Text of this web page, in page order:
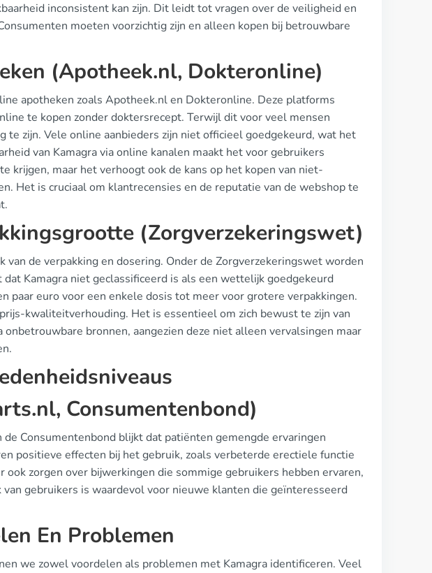
inconsistent kan zijn. Dit leidt tot vragen over de veiligheid en
moeten voorzichtig zijn en alleen kopen bij betrouwbare
(Apotheek.nl, Dokteronline)
apotheken zoals Apotheek.nl en Dokteronline. Deze platforms
te kopen zonder doktersrecept. Terwijl dit voor veel mensen
te zijn. Vele online aanbieders zijn niet officieel goedgekeurd, wat het
van Kamagra via online kanalen maakt het voor gebruikers
krijgen, maar het verhoogt ook de kans op het kopen van niet-
Het is cruciaal om klantrecensies en de reputatie van de webshop te
(Zorgverzekeringswet)
van de verpakking en dosering. Onder de Zorgverzekeringswet worden
Kamagra niet geclassificeerd is als een wettelijk goedgekeurd
paar euro voor een enkele dosis tot meer voor grotere verpakkingen.
kwaliteitverhouding. Het is essentieel om zich bewust te zijn van
onbetrouwbare bronnen, aangezien deze niet alleen vervalsingen maar
Consumentenbond)
Consumentenbond blijkt dat patiënten gemengde ervaringen
positieve effecten bij het gebruik, zoals verbeterde erectiele functie
zorgen over bijwerkingen die sommige gebruikers hebben ervaren,
van gebruikers is waardevol voor nieuwe klanten die geïnteresseerd
En Problemen
we zowel voordelen als problemen met Kamagra identificeren. Veel